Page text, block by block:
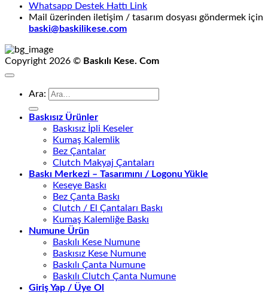
Whatsapp Destek Hattı Link
Mail üzerinden iletişim / tasarım dosyası göndermek için
baski@baskilikese.com
Copyright 2026 © Baskılı Kese. Com
Ara:
Baskısız Ürünler
Baskısız İpli Keseler
Kumaş Kalemlik
Bez Çantalar
Clutch Makyaj Çantaları
Baskı Merkezi – Tasarımını / Logonu Yükle
Keseye Baskı
Bez Çanta Baskı
Clutch / El Çantaları Baskı
Kumaş Kalemliğe Baskı
Numune Ürün
Baskılı Kese Numune
Baskısız Kese Numune
Baskılı Çanta Numune
Baskılı Clutch Çanta Numune
Giriş Yap / Üye Ol